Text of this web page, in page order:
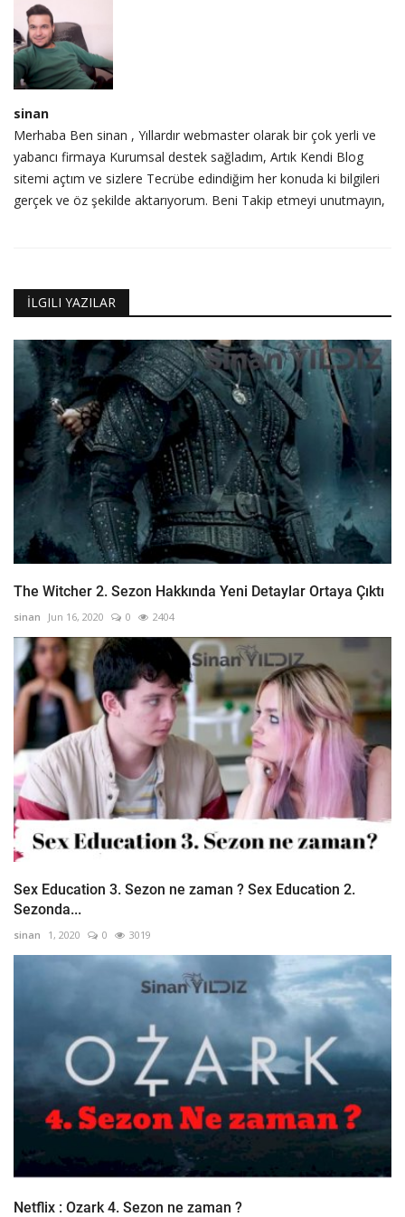
sinan
Merhaba Ben sinan , Yıllardır webmaster olarak bir çok yerli ve
yabancı firmaya Kurumsal destek sağladım, Artık Kendi Blog
sitemi açtım ve sizlere Tecrübe edindiğim her konuda ki bilgileri
gerçek ve öz şekilde aktarıyorum. Beni Takip etmeyi unutmayın,
İLGILI YAZILAR
The Witcher 2. Sezon Hakkında Yeni Detaylar Ortaya Çıktı
sinan Jun 16, 2020 0 2404
Sex Education 3. Sezon ne zaman ? Sex Education 2.
Sezonda...
sinan 1, 2020 0 3019
Netflix : Ozark 4. Sezon ne zaman ?